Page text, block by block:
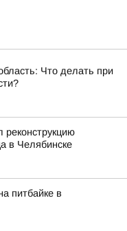
Что делать при
реконструкцию
в Челябинске
питбайке в